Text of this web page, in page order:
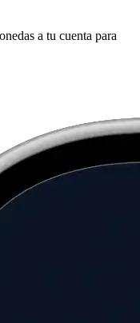
a tu cuenta para